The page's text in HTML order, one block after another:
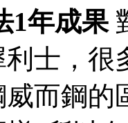
1年成果
士，
而鋼